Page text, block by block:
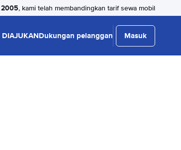
, kami telah membandingkan tarif sewa mobil
DIAJUKANDukungan pelanggan Masuk